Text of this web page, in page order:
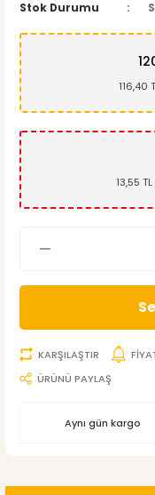
Stok Durumu
116,40
13,55
KARŞILAŞTIR
ÜRÜNÜ PAYLAŞ
Aynı gün kargo